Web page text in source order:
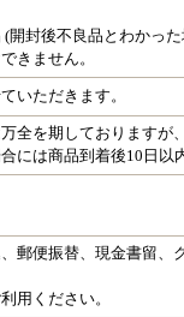
開封後不良品とわかっ
きません。
いただきます。
全を期しておりますが
には商品到着後10日以
郵便振替、現金書留、
用ください。